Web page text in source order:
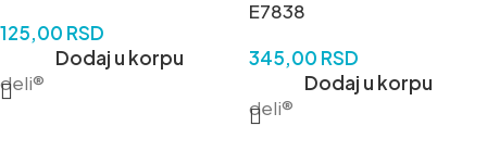
125,00 RSD
Dodaj u korpu
deli®
E7838
345,00 RSD
Dodaj u korpu
deli®